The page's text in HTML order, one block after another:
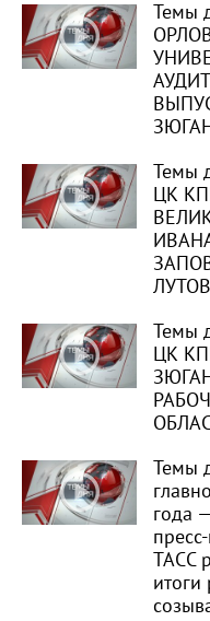
Темы
Темы
ЦК
Темы
ЦК
Темы
года
ТАСС
итоги